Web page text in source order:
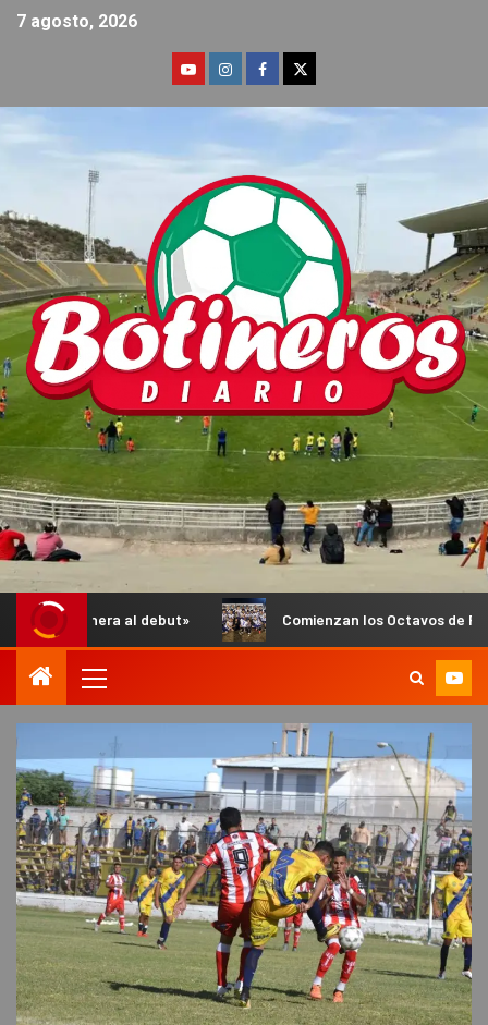
7 agosto, 2026
debut» Comienzan los Octavos de Final del Anual de